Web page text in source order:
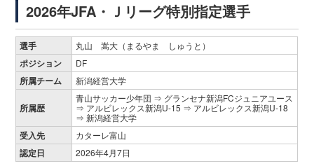
2026年JFA・Ｊリーグ特別指定選手
選手 丸山 嵩大（まるやま しゅうと）
ポジション DF
所属チーム 新潟経営大学
所属歴
青山サッカー少年団 ⇒ グランセナ新潟FCジュニアユース
⇒ アルビレックス新潟U-15 ⇒ アルビレックス新潟U-18
⇒ 新潟経営大学
受入先 カターレ富山
認定日 2026年4月7日